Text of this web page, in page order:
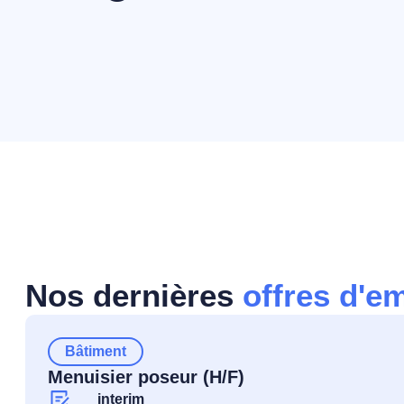
Nos dernières offres
Bâtiment
Menuisier poseur (H/F)
interim